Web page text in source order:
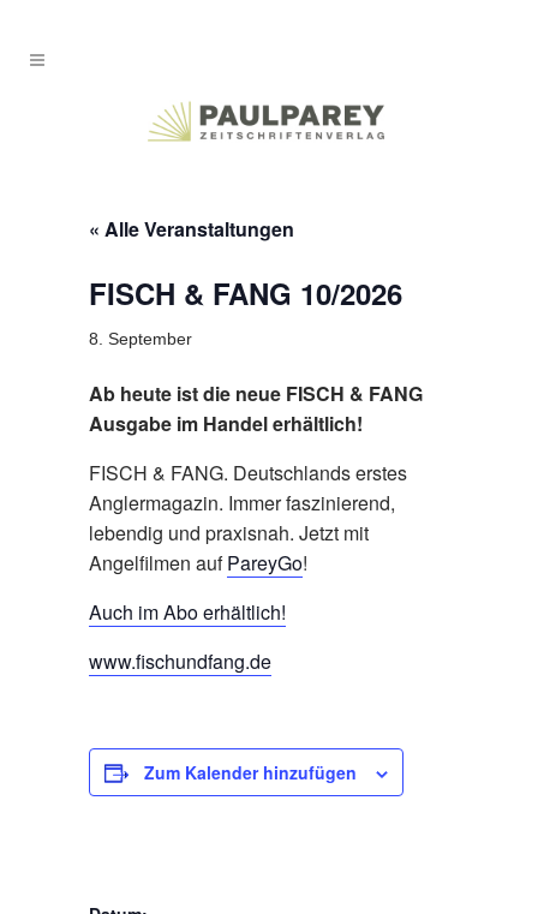
« Alle Veranstaltungen
FISCH & FANG 10/2026
8. September
Ab heute ist die neue FISCH & FANG
Ausgabe im Handel erhältlich!
FISCH & FANG. Deutschlands erstes
Anglermagazin. Immer faszinierend,
lebendig und praxisnah. Jetzt mit
Angelfilmen aufPareyGo!
Auch im Abo erhältlich!
www.fischundfang.de
Zum Kalender hinzufügen